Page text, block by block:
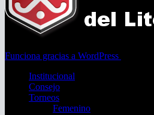
Funciona gracias a WordPress
Institucional
Consejo
Torneos
Femenino